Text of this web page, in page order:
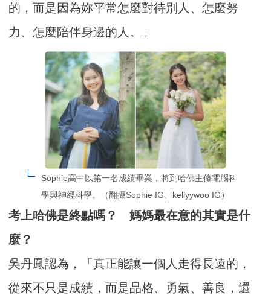
的，而是因為妳平常怎麼對待別人、怎麼努
力、怎麼陪伴身邊的人。」
Sophie高中以第一名成績畢業，將到哈佛主修電腦科
學與神經科學。（翻攝Sophie IG、kellyywoo IG）
考上哈佛是終點嗎？ 媽媽最在意的其實是什
麼？
吳丹鳳認為，「真正能讓一個人走得長遠的，
從來不只是成績，而是品格、勇氣、善良，還